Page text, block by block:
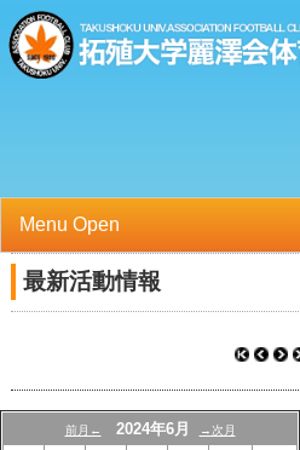
Menu Open
TOP
選手/スタッフ一覧
最新活動情報
前月← 2024年6月 →次月